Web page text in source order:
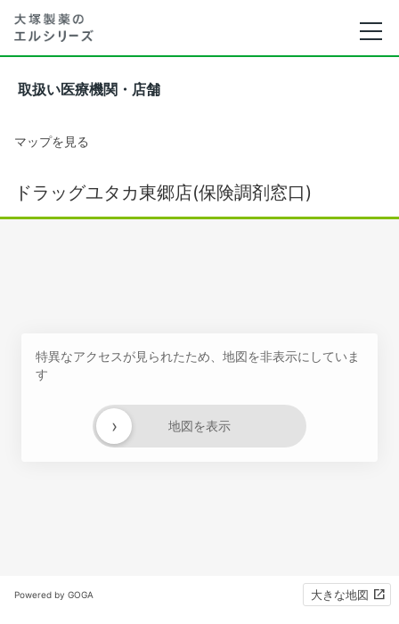
取扱い医療機関・店舗
マップを見る
ドラッグユタカ東郷店(保険調剤窓口)
特異なアクセスが見られたため、地図を非表示にしていま
す
地図を表示
›
Powered by GOGA 大きな地図